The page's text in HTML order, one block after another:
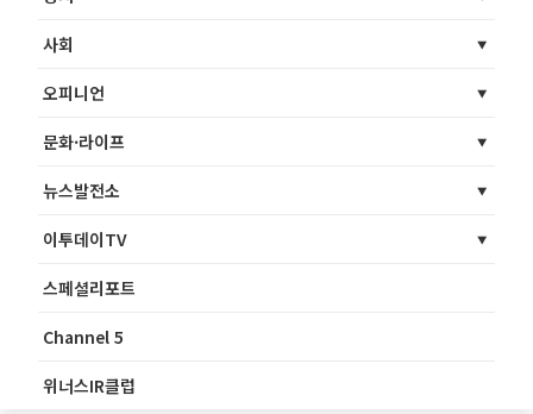
사회
오피니언
문화·라이프
뉴스발전소
이투데이TV
스페셜리포트
Channel 5
위너스IR클럽